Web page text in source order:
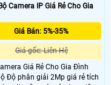
Camera IP Giá Rẻ Cho Gia
Giá Bán: 5%-35%
Giá gốc: Liên Hệ
Giá Rẻ Cho Gia Đình
Độ phân giải 2Mp giá rẻ tích